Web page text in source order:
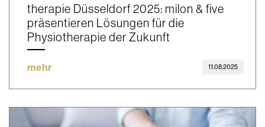
therapie Düsseldorf 2025: milon & five
präsentieren Lösungen für die
Physiotherapie der Zukunft
mehr 11.08.2025